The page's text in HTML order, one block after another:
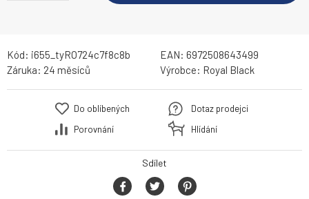
Kód: i655_tyRO724c7f8c8b EAN: 6972508643499
Záruka: 24 měsíců Výrobce: Royal Black
Do oblíbených
Porovnání
Dotaz prodejci
Hlídání
Sdílet